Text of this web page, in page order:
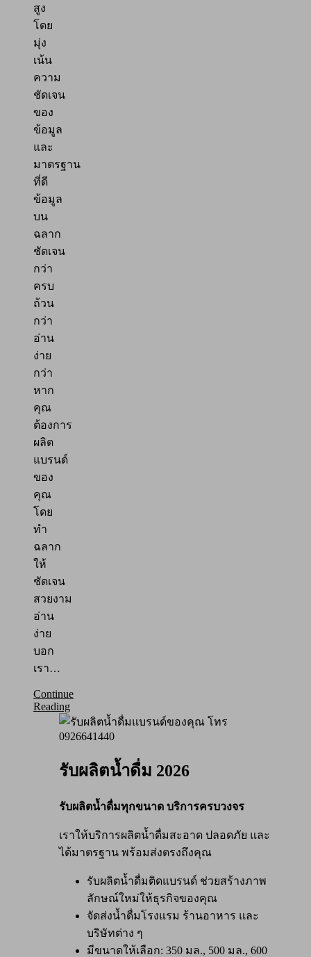
สูง
โดย
มุ่ง
เน้น
ความ
ชัดเจน
ของ
ข้อมูล
และ
มาตรฐาน
ที่ดี
ข้อมูล
บน
ฉลาก
ชัดเจน
กว่า
ครบ
ถ้วน
กว่า
อ่าน
ง่าย
กว่า
หาก
คุณ
ต้องการ
ผลิต
แบรนด์
ของ
คุณ
โดย
ทำ
ฉลาก
ให้
ชัดเจน
สวยงาม
อ่าน
ง่าย
บอก
เรา…
Continue
Reading
รับผลิตน้ำดื่ม 2026
รับผลิตน้ำดื่มทุกขนาด บริการครบวงจร
เราให้บริการผลิตน้ำดื่มสะอาด ปลอดภัย และ
ได้มาตรฐาน พร้อมส่งตรงถึงคุณ
รับผลิตน้ำดื่มติดแบรนด์ ช่วยสร้างภาพ
ลักษณ์ใหม่ให้ธุรกิจของคุณ
จัดส่งน้ำดื่มโรงแรม ร้านอาหาร และ
บริษัทต่าง ๆ
มีขนาดให้เลือก: 350 มล., 500 มล., 600